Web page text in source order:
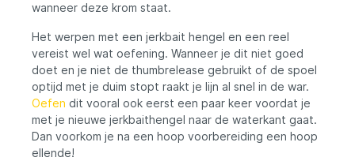
wanneer deze krom staat.
Het werpen met een jerkbait hengel en een reel
vereist wel wat oefening. Wanneer je dit niet goed
doet en je niet de thumbrelease gebruikt of de spoel
optijd met je duim stopt raakt je lijn al snel in de war.
Oefen dit vooral ook eerst een paar keer voordat je
met je nieuwe jerkbaithengel naar de waterkant gaat.
Dan voorkom je na een hoop voorbereiding een hoop
ellende!